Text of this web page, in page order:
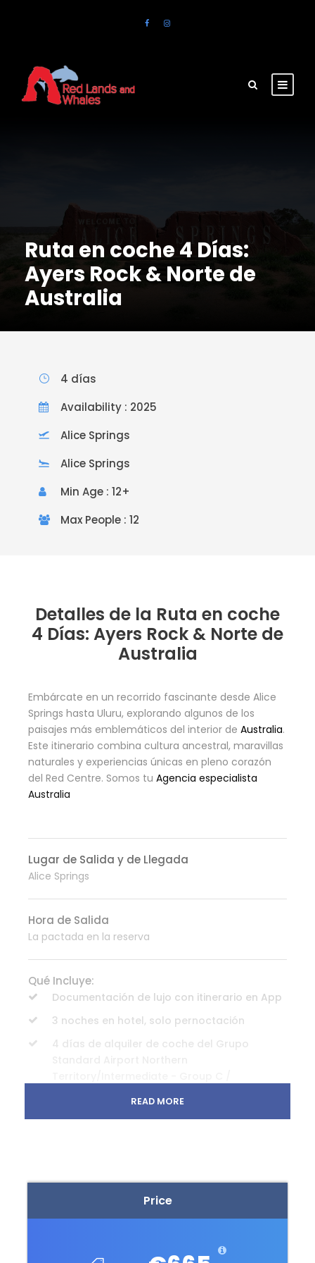
Ruta en coche 4 Días:
Ayers Rock & Norte de
Australia
Price
4 días
Availability : 2025
Alice Springs
Alice Springs
Min Age : 12+
Max People : 12
Detalles de la Ruta en coche
4 Días: Ayers Rock & Norte de
Australia
Embárcate en un recorrido fascinante desde Alice
Springs hasta Uluru, explorando algunos de los
paisajes más emblemáticos del interior de Australia.
Este itinerario combina cultura ancestral, maravillas
naturales y experiencias únicas en pleno corazón
del Red Centre. Somos tu Agencia especialista
Australia
Lugar de Salida y de Llegada
Alice Springs
Hora de Salida
La pactada en la reserva
Qué Incluye:
Documentación de lujo con itinerario en App
3 noches en hotel, solo pernoctación
4 días de alquiler de coche del Grupo
de suplemento 4x4
en el itinerario
Excursiones opcionales y no especificadas
READ MORE